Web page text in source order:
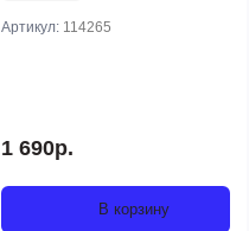
Артикул: 114265
1 690р.
В корзину